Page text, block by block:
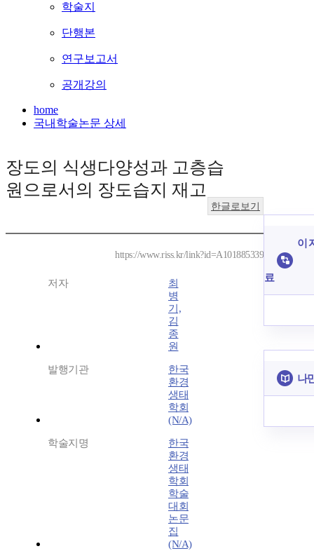
학술지
단행본
연구보고서
공개강의
home
국내학술논문 상세
장도의 식생다양성과 고층습
원으로서의 장도습지 재고
한글로보기
https://www.riss.kr/link?id=A101885339
저자
최
병
기,
김
종
원
발행기관
한국
환경
생태
학회
(N/A)
학술지명
한국
환경
생태
학회
학술
대회
논문
집
(N/A)
이
료
나